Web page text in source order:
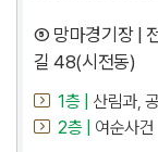
⑤ 망마경기장 |
길 48(시전동)
1층 |
산림과,
2층 |
여순사건